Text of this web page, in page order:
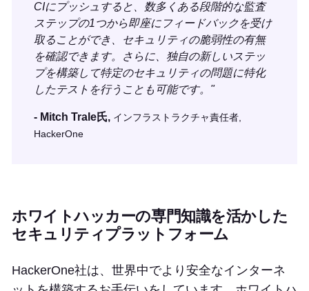
CIにプッシュすると、数多くある段階的な監査
ステップの1つから即座にフィードバックを受け
取ることができ、セキュリティの脆弱性の有無
を確認できます。さらに、独自の新しいステッ
プを構築して特定のセキュリティの問題に特化
したテストを行うことも可能です。"
- Mitch Trale氏, インフラストラクチャ責任者,
HackerOne
ホワイトハッカーの専門知識を活かした
セキュリティプラットフォーム
HackerOne社は、世界中でより安全なインターネ